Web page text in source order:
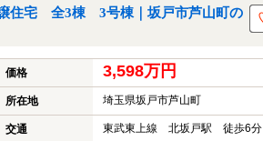
住宅 全3棟 3号棟｜坂戸市芦山町の
価格 3,598万円
所在地 埼玉県坂戸市芦山町
交通 東武東上線 北坂戸駅 徒歩6分